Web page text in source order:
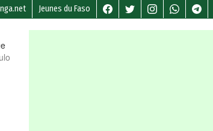
Jeunes du Faso